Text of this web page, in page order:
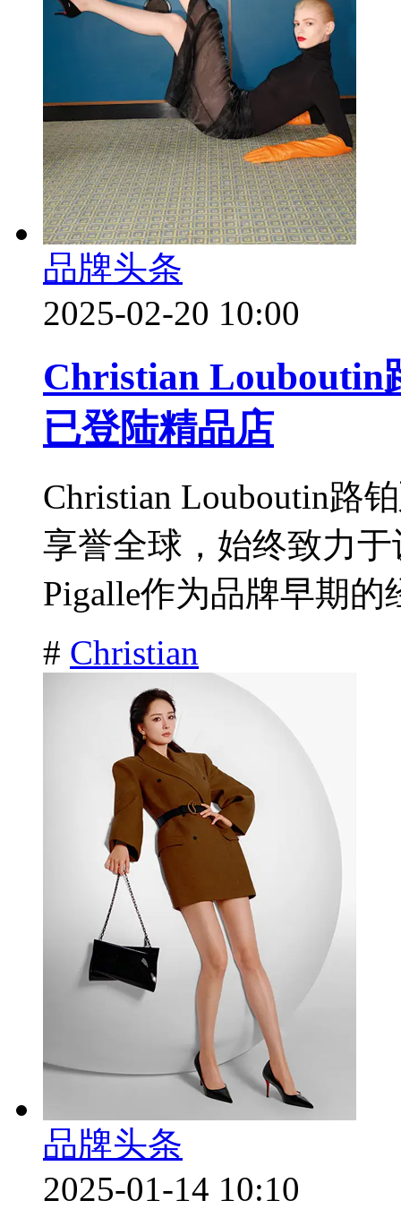
品牌头条
2025-02-20 10:00
Christian Louboutin
已登陆精品店
Christian Louboutin路
享誉全球，始终致力
Pigalle作为品牌早期的
# Christian
品牌头条
2025-01-14 10:10